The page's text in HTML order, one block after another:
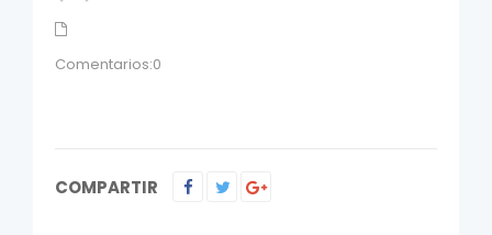
Comentarios:0
COMPARTIR